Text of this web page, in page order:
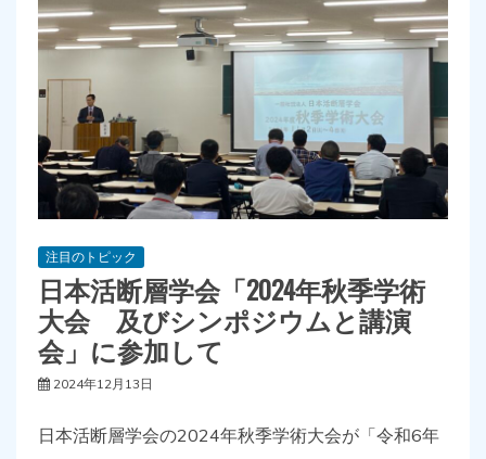
注目のトピック
日本活断層学会「2024年秋季学術
大会 及びシンポジウムと講演
会」に参加して
2024年12月13日
日本活断層学会の2024年秋季学術大会が「令和6年